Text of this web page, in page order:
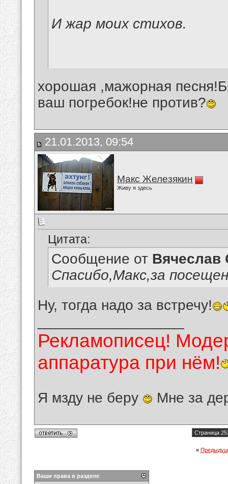
И жар моих стихов.
хорошая ,мажорная
ваш погребок!не против?
21.01.2013, 09:54
Макс Железякин
Живу я здесь
Цитата:
Сообщение от Вячеслав
Спасибо,Макс,за
Ну, тогда надо за встречу!
Рекламописец!
аппаратура при нём!
Я мзду не беру Мне за
Страница
«
Ваши права в разделе